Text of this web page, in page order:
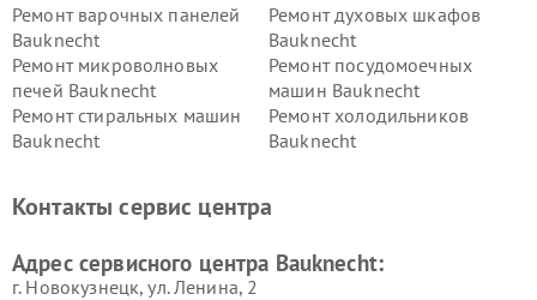
Ремонт варочных панелей
Bauknecht
Ремонт духовых шкафов
Bauknecht
Ремонт микроволновых
печей Bauknecht
Ремонт посудомоечных
машин Bauknecht
Ремонт стиральных машин
Bauknecht
Ремонт холодильников
Bauknecht
Контакты сервис центра
Адрес сервисного центра Bauknecht:
г. Новокузнецк, ул. Ленина, 2